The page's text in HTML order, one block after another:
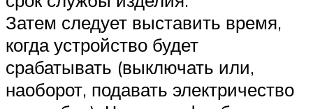
Затем следует выставить время,
когда устройство будет
срабатывать (выключать или,
наоборот, подавать электричество